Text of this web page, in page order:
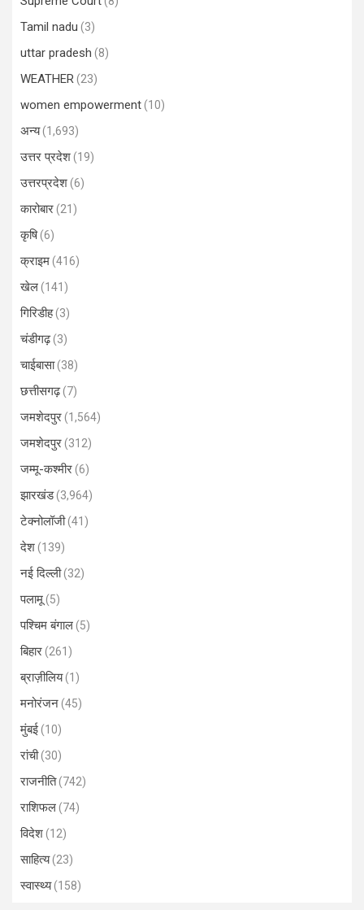
Tamil nadu (3)
uttar pradesh (8)
WEATHER(23)
women empowerment(10)
अन्य(1,693)
उत्तर प्रदेश(19)
उत्तरप्रदेश(6)
कारोबार(21)
कृषि(6)
क्राइम(416)
खेल(141)
गिरिडीह(3)
चंडीगढ़(3)
चाईबासा(38)
छत्तीसगढ़(7)
जमशेदपुर(1,564)
जमशेदपुर(312)
जम्मू-कश्मीर(6)
झारखंड(3,964)
टेक्नोलॉजी(41)
देश(139)
नई दिल्ली(32)
पलामू(5)
पश्चिम बंगाल(5)
बिहार(261)
ब्राज़ीलिय(1)
मनोरंजन(45)
मुंबई(10)
रांची(30)
राजनीति(742)
राशिफल(74)
विदेश(12)
साहित्य(23)
स्वास्थ्य(158)